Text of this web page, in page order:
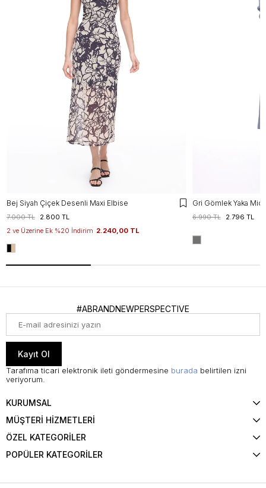
Bej Siyah Çiçek Desenli Maxi Elbise
2.800 TL
7.000 TL
2 ve Üzerine Ek %20 İndirim 2.240,00 TL
Gri Gömlek Yaka
2.796 TL
6.990 TL
#ABRANDNEWPERSPECTIVE
Kayıt Ol
Tarafıma ticari elektronik ileti göndermesine burada belirtilen izni
veriyorum.
KURUMSAL
MÜŞTERİ HİZMETLERİ
ÖZEL KATEGORİLER
POPÜLER KATEGORİLER